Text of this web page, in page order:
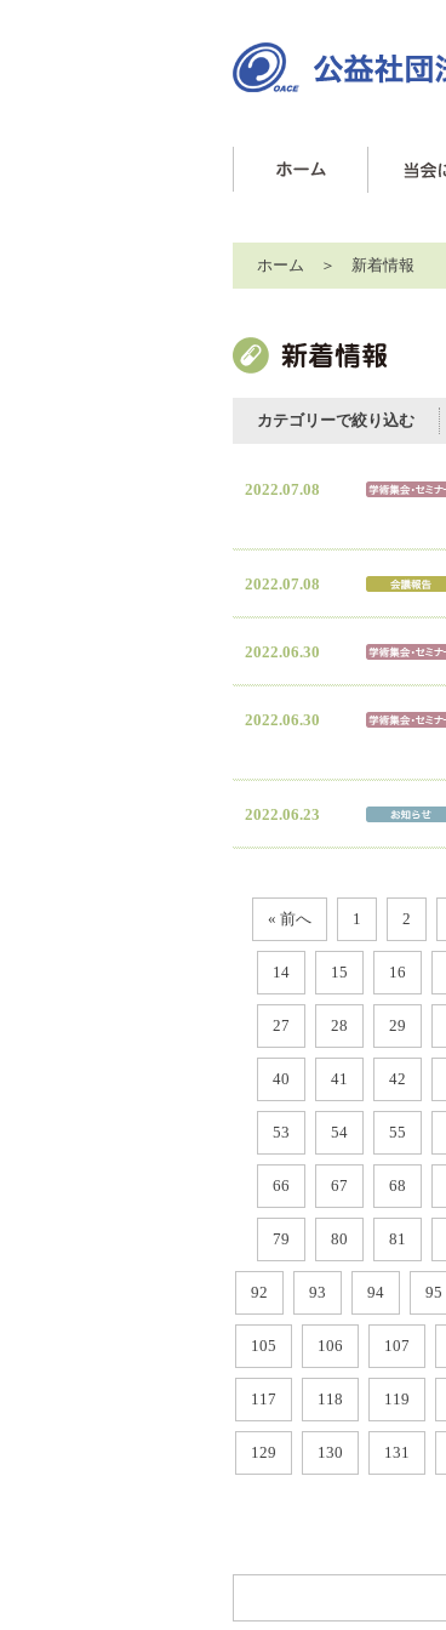
ホーム ＞ 新着情報
カテゴリーで絞り込む
2022.07.08
2022.07.08
2022.06.30
2022.06.30
2022.06.23
« 前へ 1 2
14 15 16
27 28 29
40 41 42
53 54 55
66 67 68
79 80 81
92 93 94 95
105 106 107
117 118 119
129 130 131